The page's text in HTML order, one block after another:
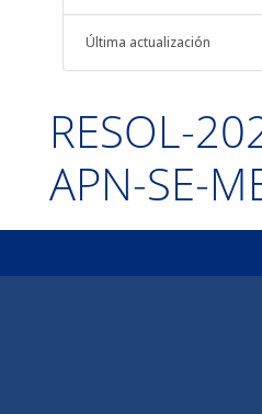
Última actualización
RESOL-
APN-SE-